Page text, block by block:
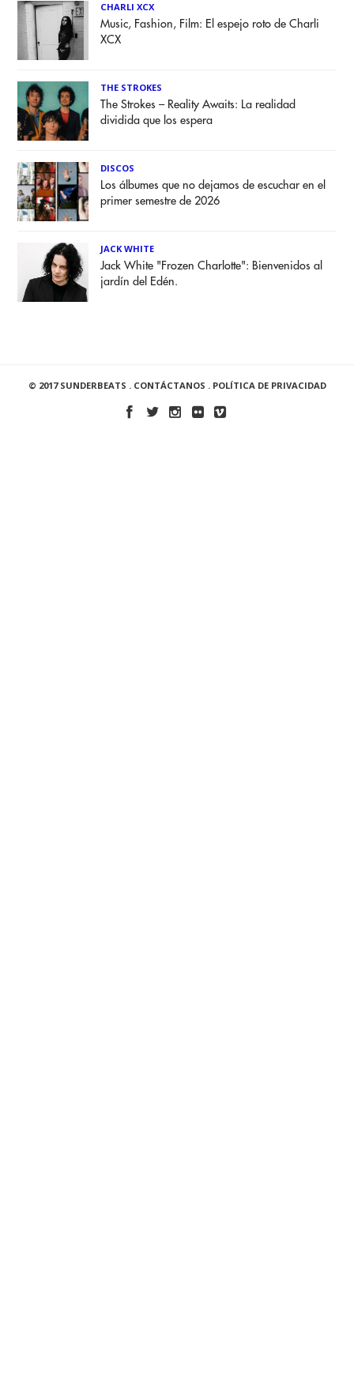
CHARLI XCX
Music, Fashion, Film: El espejo roto de Charli
XCX
THE STROKES
The Strokes – Reality Awaits: La realidad
dividida que los espera
DISCOS
Los álbumes que no dejamos de escuchar en el
primer semestre de 2026
JACK WHITE
Jack White "Frozen Charlotte": Bienvenidos al
jardín del Edén.
© 2017 SUNDERBEATS . CONTÁCTANOS . POLÍTICA DE PRIVACIDAD